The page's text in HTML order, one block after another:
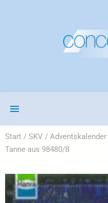
Start / SKV / Adventskalender
Tanne aus 98480/8